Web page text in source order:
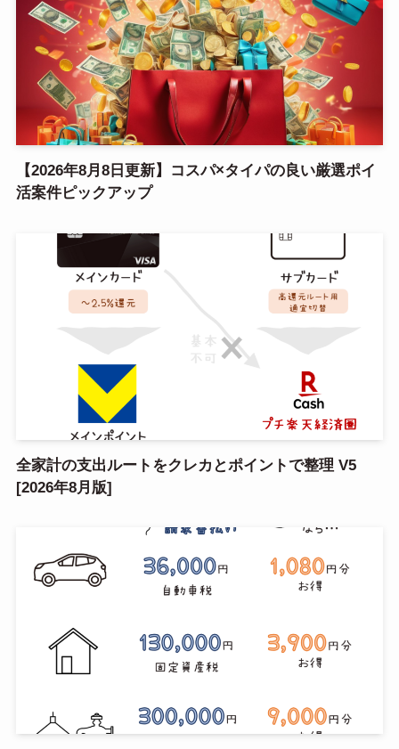
【2026年8月8日更新】コスパ×タイパの良い厳選ポイ
活案件ピックアップ
全家計の支出ルートをクレカとポイントで整理 V5
[2026年8月版]